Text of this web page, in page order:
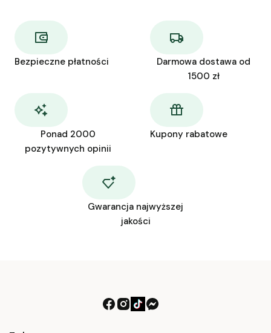
Bezpieczne płatności
Darmowa dostawa od
1500 zł
Ponad 2000
pozytywnych opinii
Kupony rabatowe
Gwarancja najwyższej
jakości